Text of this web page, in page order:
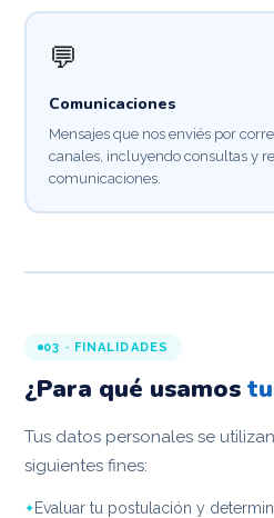
💬
Comunicaciones
Mensajes que nos enviés por
canales, incluyendo consultas y
comunicaciones.
03 · FINALIDADES
¿Para qué usamos
Tus datos personales se
siguientes fines:
Evaluar tu postulación y